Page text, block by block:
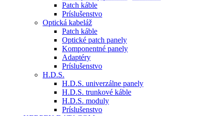
Patch káble
Príslušenstvo
Optická kabeláž
Patch káble
Optické patch panely
Komponentné panely
Adaptéry
Príslušenstvo
H.D.S.
H.D.S. univerzálne panely
H.D.S. trunkové káble
H.D.S. moduly
Príslušenstvo